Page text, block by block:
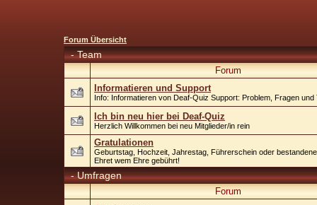
Forum Übersicht
- Team
Forum
Informatieren und Support
Info: Informatieren von Deaf-Quiz Support: Problem, Fragen und
Ich bin neu hier bei Deaf-Quiz
Herzlich Willkommen bei neu Mitglieder/in rein
Gratulationen
Geburtstag, Hochzeit, Jahrestag, Führerschein oder
Ehret wem Ehre gebührt!
- Umfragen
Forum